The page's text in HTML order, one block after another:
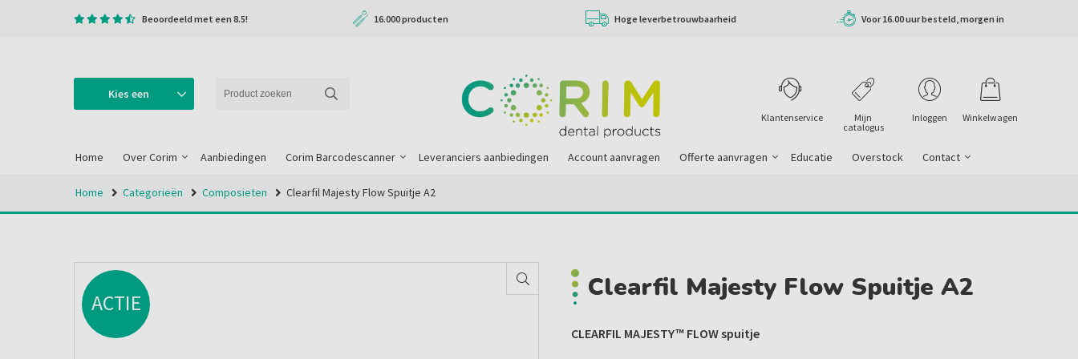
Beoordeeld met een 8.5! 16.000 producten Hoge leverbetrouwbaarheid Voor 16.00 uur besteld, morgen in
Kies een
Winkelwagen
Inloggen
Mijn
catalogus
Klantenservice
Home Over Corim Aanbiedingen Corim Barcodescanner Leveranciers aanbiedingen Account aanvragen Offerte aanvragen Educatie Overstock Contact
Home Categorieën Composieten Clearfil Majesty Flow Spuitje A2
ACTIE Clearfil Majesty Flow Spuitje A2
CLEARFIL MAJESTY™ FLOW spuitje